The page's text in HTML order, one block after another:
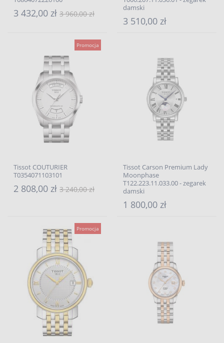
3 432,00 zł 3 960,00 zł
damski
3 510,00 zł
Promocja
Tissot COUTURIER
T0354071103101
2 808,00 zł 3 240,00 zł
Tissot Carson Premium Lady
Moonphase
T122.223.11.033.00 - zegarek
damski
1 800,00 zł
Promocja